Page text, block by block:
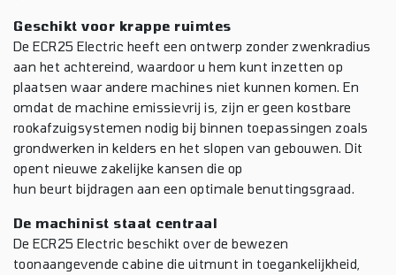
Geschikt voor krappe ruimtes
De ECR25 Electric heeft een ontwerp zonder zwenkradius
aan het achtereind, waardoor u hem kunt inzetten op
plaatsen waar andere machines niet kunnen komen. En
omdat de machine emissievrij is, zijn er geen kostbare
rookafzuigsystemen nodig bij binnen toepassingen zoals
grondwerken in kelders en het slopen van gebouwen. Dit
opent nieuwe zakelijke kansen die op
hun beurt bijdragen aan een optimale benuttingsgraad.
De machinist staat centraal
De ECR25 Electric beschikt over de bewezen
toonaangevende cabine die uitmunt in toegankelijkheid,